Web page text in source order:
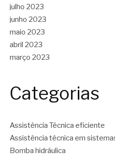
julho 2023
junho 2023
maio 2023
abril 2023
março 2023
Categorias
Assistência Técnica eficiente
Assistência técnica em
Bomba hidráulica